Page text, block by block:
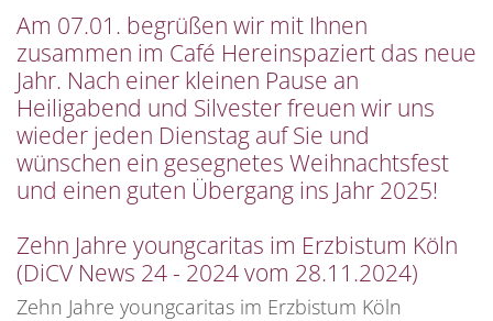
Am 07.01. begrüßen wir mit Ihnen
zusammen im Café Hereinspaziert das neue
Jahr. Nach einer kleinen Pause an
Heiligabend und Silvester freuen wir uns
wieder jeden Dienstag auf Sie und
wünschen ein gesegnetes Weihnachtsfest
und einen guten Übergang ins Jahr 2025!
Zehn Jahre youngcaritas im Erzbistum Köln
(DiCV News 24 - 2024 vom 28.11.2024)
Zehn Jahre youngcaritas im Erzbistum Köln